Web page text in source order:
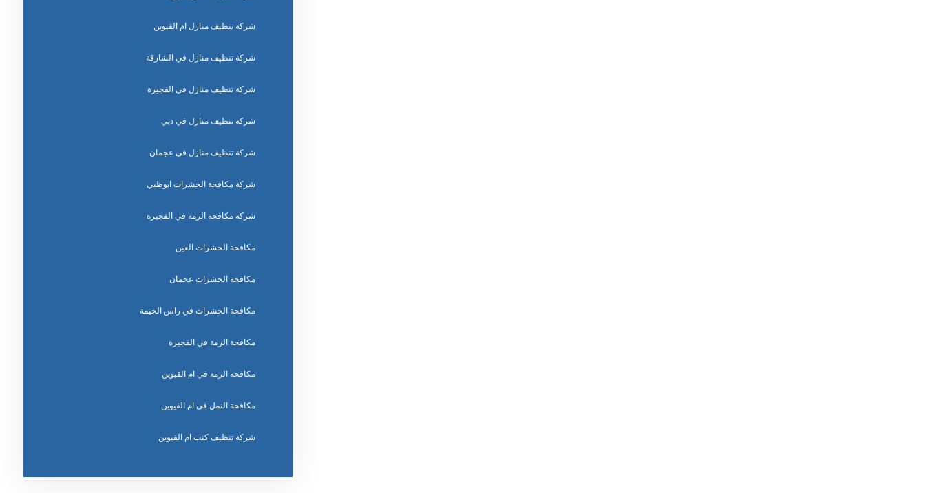
شركة تنظيف منازل ام القيوين
شركة تنظيف منازل في الشارقة
شركة تنظيف منازل في الفجيرة
شركة تنظيف منازل في دبي
شركة تنظيف منازل في عجمان
شركة مكافحة الحشرات ابوظبي
شركة مكافحة الرمة في الفجيرة
مكافحة الحشرات العين
مكافحة الحشرات عجمان
مكافحة الحشرات في راس الخيمة
مكافحة الرمة في الفجيرة
مكافحة الرمة في ام القيوين
مكافحة النمل في ام القيوين